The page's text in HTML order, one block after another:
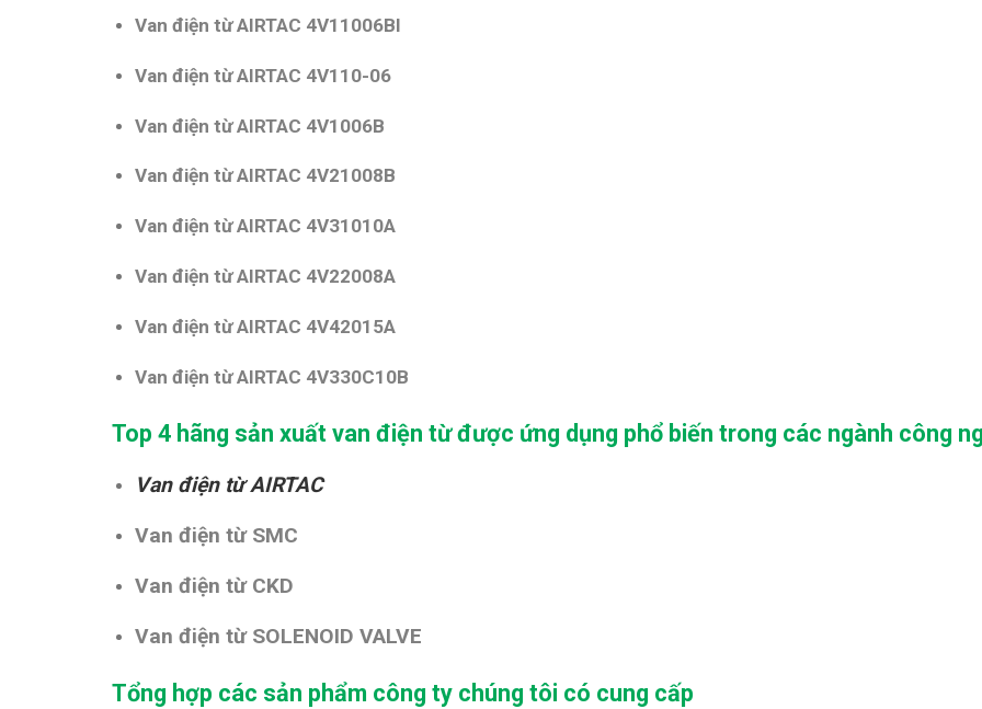
Van điện từ AIRTAC 4V11006BI
Van điện từ AIRTAC 4V110-06
Van điện từ AIRTAC 4V1006B
Van điện từ AIRTAC 4V21008B
Van điện từ AIRTAC 4V31010A
Van điện từ AIRTAC 4V22008A
Van điện từ AIRTAC 4V42015A
Van điện từ AIRTAC 4V330C10B
Top 4 hãng sản xuất van điện từ được ứng dụng phổ biến trong các ngành công
Van điện từ AIRTAC
Van điện từ SMC
Van điện từ CKD
Van điện từ SOLENOID VALVE
Tổng hợp các sản phẩm công ty chúng tôi có cung cấp